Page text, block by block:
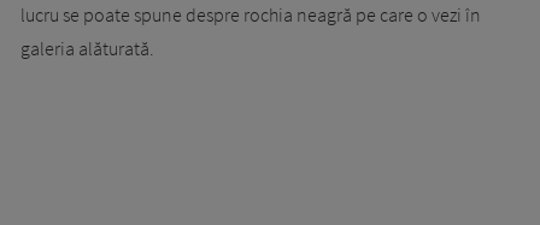
lucru se poate spune despre rochia neagră pe care o vezi în
galeria alăturată.